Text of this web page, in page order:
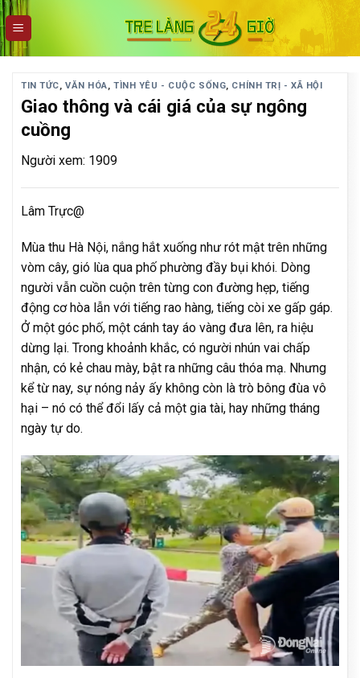
Skip
to
content
TIN TỨC,VĂN HÓA,TÌNH YÊU - CUỘC SỐNG, CHÍNH TRỊ - XÃ HỘI
Giao thông và cái giá của sự ngông
cuồng
Người xem: 1909
Lâm Trực@
Mùa thu Hà Nội, nắng hắt xuống như rót mật trên những
vòm cây, gió lùa qua phố phường đầy bụi khói. Dòng
người vẫn cuồn cuộn trên từng con đường hẹp, tiếng
động cơ hòa lẫn với tiếng rao hàng, tiếng còi xe gấp gáp.
Ở một góc phố, một cánh tay áo vàng đưa lên, ra hiệu
dừng lại. Trong khoảnh khắc, có người nhún vai chấp
nhận, có kẻ chau mày, bật ra những câu thóa mạ. Nhưng
kể từ nay, sự nóng nảy ấy không còn là trò bông đùa vô
hại – nó có thể đổi lấy cả một gia tài, hay những tháng
ngày tự do.